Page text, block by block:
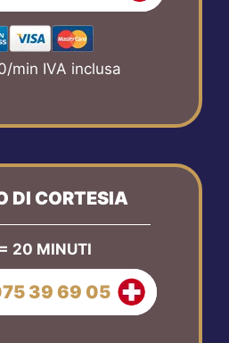
min IVA inclusa
DI CORTESIA
20 MINUTI
39 69 05